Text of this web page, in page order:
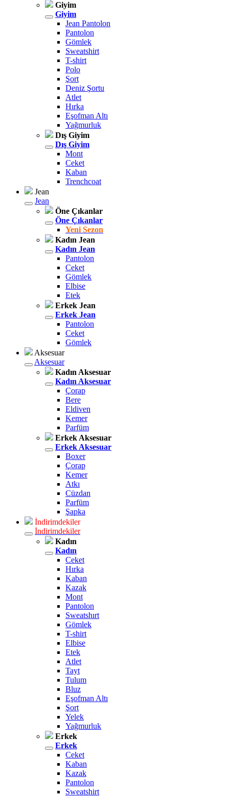
Giyim
Giyim
Jean Pantolon
Pantolon
Gömlek
Sweatshirt
T-shirt
Polo
Şort
Deniz Şortu
Atlet
Hırka
Eşofman Altı
Yağmurluk
Dış Giyim
Dış Giyim
Mont
Ceket
Kaban
Trenchcoat
Jean
Jean
Öne Çıkanlar
Öne Çıkanlar
Yeni Sezon
Kadın Jean
Kadın Jean
Pantolon
Ceket
Gömlek
Elbise
Etek
Erkek Jean
Erkek Jean
Pantolon
Ceket
Gömlek
Aksesuar
Aksesuar
Kadın Aksesuar
Kadın Aksesuar
Çorap
Bere
Eldiven
Kemer
Parfüm
Erkek Aksesuar
Erkek Aksesuar
Boxer
Çorap
Kemer
Atkı
Cüzdan
Parfüm
Şapka
İndirimdekiler
İndirimdekiler
Kadın
Kadın
Ceket
Hırka
Kaban
Kazak
Mont
Pantolon
Sweatshırt
Gömlek
T-shirt
Elbise
Etek
Atlet
Tayt
Tulum
Bluz
Eşofman Altı
Şort
Yelek
Yağmurluk
Erkek
Erkek
Ceket
Kaban
Kazak
Pantolon
Sweatshirt